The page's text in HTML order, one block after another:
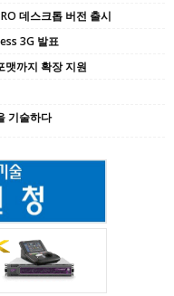
데스크톱 버전 출시
3G 발표
맷까지 확장 지원
기술하다